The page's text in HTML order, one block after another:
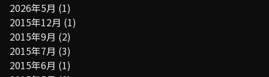
2026年5月 (1)
2015年12月 (1)
2015年9月 (2)
2015年7月 (3)
2015年6月 (1)